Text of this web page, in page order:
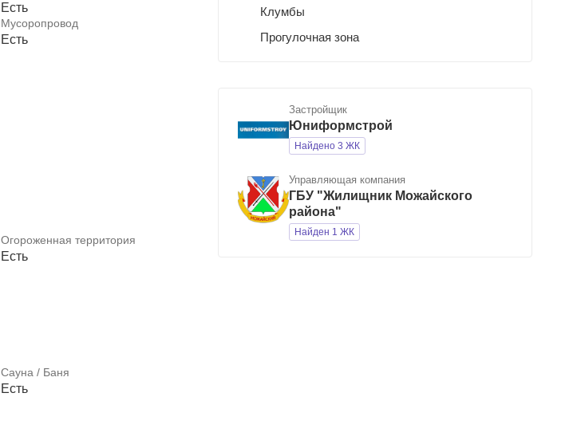
Есть
Мусоропровод
Есть
Огороженная территория
Есть
Сауна / Баня
Есть
Клумбы
Прогулочная зона
Застройщик
Юниформстрой
Найдено 3 ЖК
Управляющая компания
ГБУ "Жилищник Можайского
района"
Найден 1 ЖК